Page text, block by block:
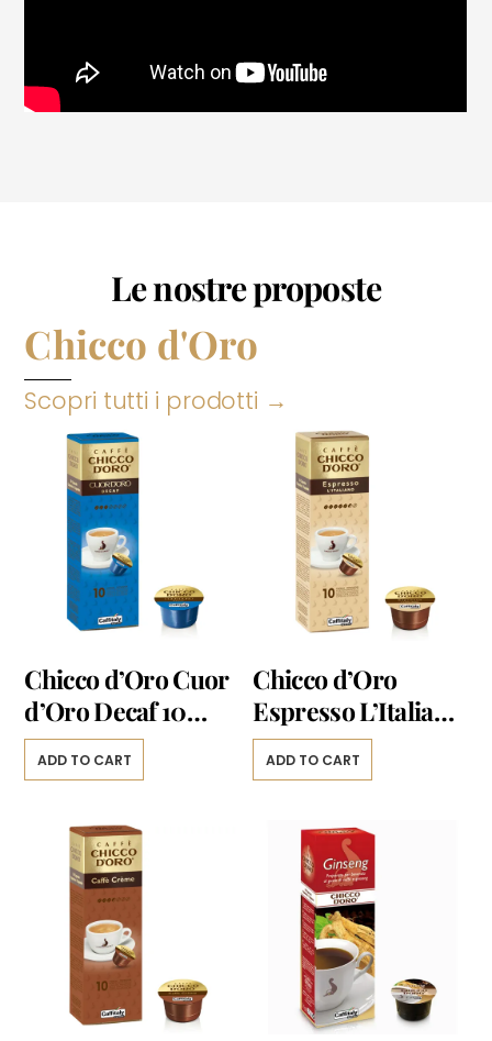
Le nostre proposte
Chicco d'Oro
Scopri tutti i prodotti →
Chicco d’Oro Cuor
d’Oro Decaf 10
capsule
ADD TO CART
Chicco d’Oro
Espresso L’Italiano
10 capsule
ADD TO CART